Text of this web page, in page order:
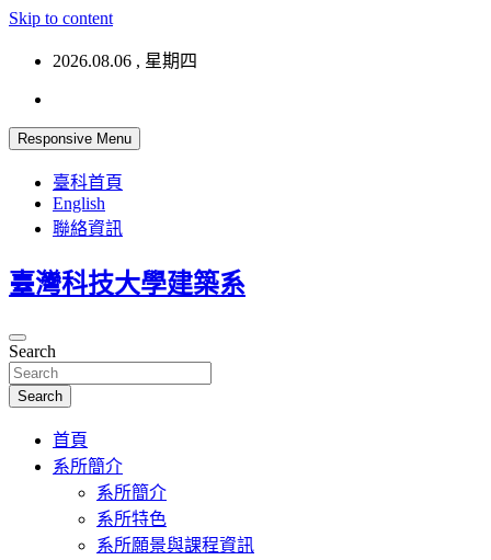
Skip to content
2026.08.06 , 星期四
Responsive Menu
臺科首頁
English
聯絡資訊
臺灣科技大學建築系
Search
Search
首頁
系所簡介
系所簡介
系所特色
系所願景與課程資訊